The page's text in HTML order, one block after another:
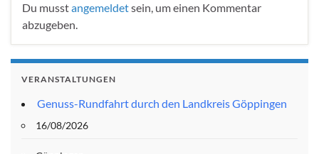
Du musstangemeldetsein, um einen Kommentar
abzugeben.
VERANSTALTUNGEN
Genuss-Rundfahrt durch den Landkreis Göppingen
16/08/2026